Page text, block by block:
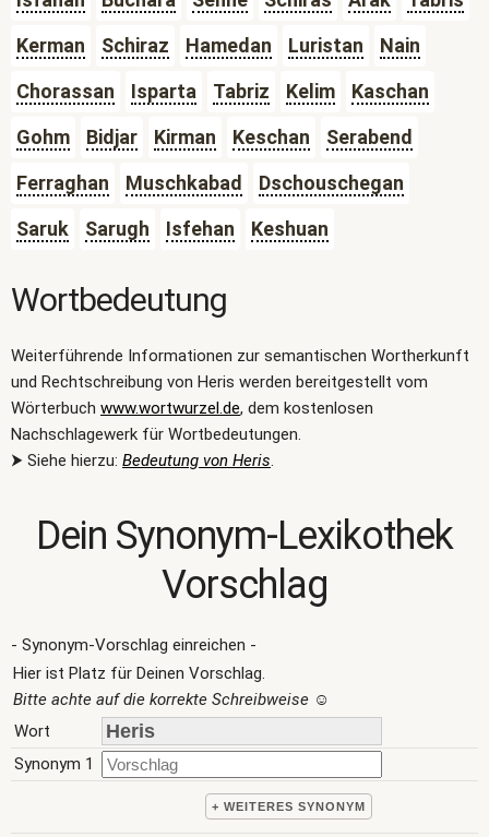
Kerman
Schiraz Hamedan Luristan
Nain
Chorassan
Isparta Tabriz Kelim
Kaschan
Gohm
Bidjar Kirman Keschan
Serabend
Ferraghan
Muschkabad
Dschouschegan
Saruk
Sarugh Isfehan Keshuan
Wortbedeutung
Weiterführende Informationen zur semantischen Wortherkunft
und Rechtschreibung von Heris werden bereitgestellt vom
Wörterbuch www.wortwurzel.de, dem kostenlosen
Nachschlagewerk für Wortbedeutungen.
⮞ Siehe hierzu: Bedeutung von Heris.
Dein Synonym-Lexikothek
Vorschlag
- Synonym-Vorschlag einreichen -
Hier ist Platz für Deinen Vorschlag.
Bitte achte auf die korrekte Schreibweise ☺
Wort
Synonym 1
+ WEITERES SYNONYM